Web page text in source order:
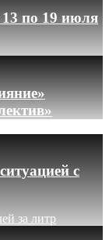
по 19 июля
с
за литр